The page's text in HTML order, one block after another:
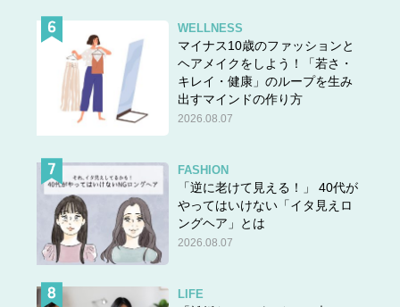
WELLNESS
マイナス10歳のファッションと
ヘアメイクをしよう！「若さ・
キレイ・健康」のループを生み
出すマインドの作り方
2026.08.07
FASHION
「逆に老けて見える！」 40代が
やってはいけない「イタ見えロ
ングヘア」とは
2026.08.07
LIFE